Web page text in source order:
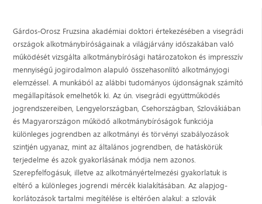
Gárdos-Orosz Fruzsina akadémiai doktori értekezésében a visegrádi
országok alkotmánybíróságainak a világjárvány időszakában való
működését vizsgálta alkotmánybírósági határozatokon és impresszív
mennyiségű jogirodalmon alapuló összehasonlító alkotmányjogi
elemzéssel. A munkából az alábbi tudományos újdonságnak számító
megállapítások emelhetők ki. Az ún. visegrádi együttműködés
jogrendszereiben, Lengyelországban, Csehországban, Szlovákiában
és Magyarországon működő alkotmánybíróságok funkciója
különleges jogrendben az alkotmányi és törvényi szabályozások
szintjén ugyanaz, mint az általános jogrendben, de hatáskörük
terjedelme és azok gyakorlásának módja nem azonos.
Szerepfelfogásuk, illetve az alkotmányértelmezési gyakorlatuk is
eltérő a különleges jogrendi mércék kialakításában. Az alapjog-
korlátozások tartalmi megítélése is eltérően alakul: a szlovák